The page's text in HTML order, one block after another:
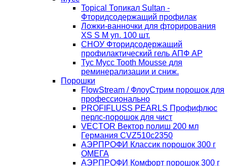
Topical Топикал Sultan -
Фторидсодержащий профилак
Ложки-ванночки для фторирования
XS S М уп. 100 шт.
СНОУ Фторидсодержащий
профилактический гель АПФ AP
Тус Мусс Tooth Mousse для
реминерализации и сниж.
Порошки
FlowStream / ФлоуСтрим порошок для
профессионально
PROFIFLUSS PEARLS Профифлюс
перлс-порошок для чист
VECTOR Вектор полиш 200 мл
Германия CVZ510с2350
АЭРПРОФИ Классик порошок 300 г
ОМЕГА
АЭРПРОФИ Комфорт порошок 300 г